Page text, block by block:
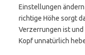
Einstellungen
richtige Höhe sorgt
Verzerrungen ist
Kopf unnatürlich